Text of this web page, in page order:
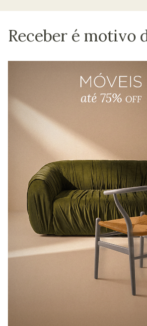
Receber é motivo